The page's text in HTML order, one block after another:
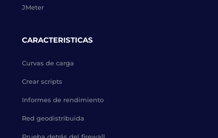
JMeter
CARACTERISTICAS
Curvas de carga
Crear scripts
Informes de rendimiento
Red geodistribuida